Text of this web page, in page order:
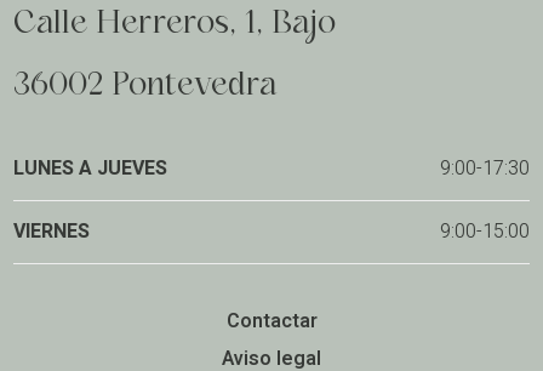
Calle Herreros, 1, Bajo
36002 Pontevedra
LUNES A JUEVES 9:00-17:30
VIERNES 9:00-15:00
Contactar
Aviso legal